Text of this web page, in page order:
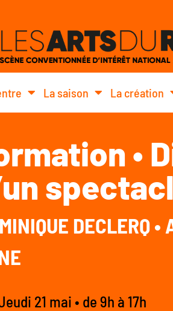
La saison La création
•
DECLERQ •
21 mai • de 9h à 17h